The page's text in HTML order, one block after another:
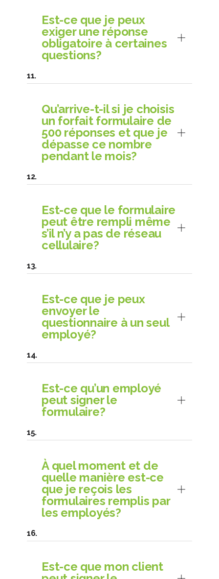
Est-ce que je peux
exiger une réponse
obligatoire à certaines
questions?
Qu’arrive-t-il si je choisis
un forfait formulaire de
500 réponses et que je
dépasse ce nombre
pendant le mois?
Est-ce que le formulaire
peut être rempli même
s’il n’y a pas de réseau
cellulaire?
Est-ce que je peux
envoyer le
questionnaire à un seul
employé?
Est-ce qu’un employé
peut signer le
formulaire?
À quel moment et de
quelle manière est-ce
que je reçois les
formulaires remplis par
les employés?
Est-ce que mon client